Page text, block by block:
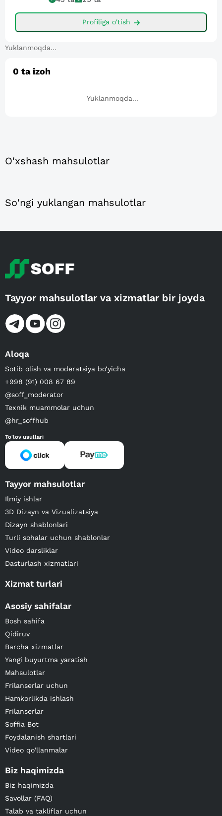
Profiliga o'tish
Yuklanmoqda...
0 ta izoh
Yuklanmoqda...
O'xshash mahsulotlar
So'ngi yuklangan mahsulotlar
Tayyor mahsulotlar va xizmatlar bir joyda
Aloqa
Sotib olish va moderatsiya bo‘yicha
+998 (91) 008 67 89
@soff_moderator
Texnik muammolar uchun
@hr_soffhub
To'lov usullari
Tayyor mahsulotlar
Ilmiy ishlar
3D Dizayn va Vizualizatsiya
Dizayn shablonlari
Turli sohalar uchun shablonlar
Video darsliklar
Dasturlash xizmatlari
Xizmat turlari
Asosiy sahifalar
Bosh sahifa
Qidiruv
Barcha xizmatlar
Yangi buyurtma yaratish
Mahsulotlar
Frilanserlar uchun
Hamkorlikda ishlash
Frilanserlar
Soffia Bot
Foydalanish shartlari
Video qo'llanmalar
Biz haqimizda
Biz haqimizda
Savollar (FAQ)
Talab va takliflar uchun